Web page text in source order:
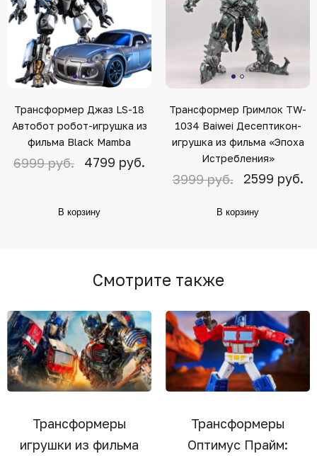
Трансформер Джаз LS-18
Автобот робот-игрушка из
фильма Black Mamba
6999 руб. 4799 руб.
В корзину
Трансформер Гримлок TW-
1034 Baiwei Десептикон-
игрушка из фильма «Эпоха
Истребления»
3999 руб. 2599 руб.
В корзину
Смотрите также
Трансформеры
игрушки из фильма
Трансформеры
Оптимус Прайм: